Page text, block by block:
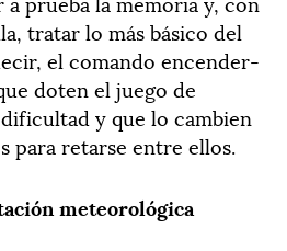
tratar lo más básico del
el comando encender-
doten el juego de
y que lo cambien
para retarse entre ellos.
meteorológica